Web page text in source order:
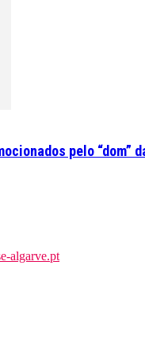
pelo “dom”
algarve.pt